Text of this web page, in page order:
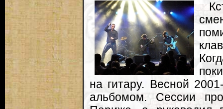
на гитару. Весной
альбомом. Сессии